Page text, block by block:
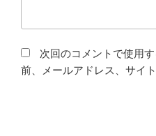
次回のコメントで使用
前、メールアドレス、サイト